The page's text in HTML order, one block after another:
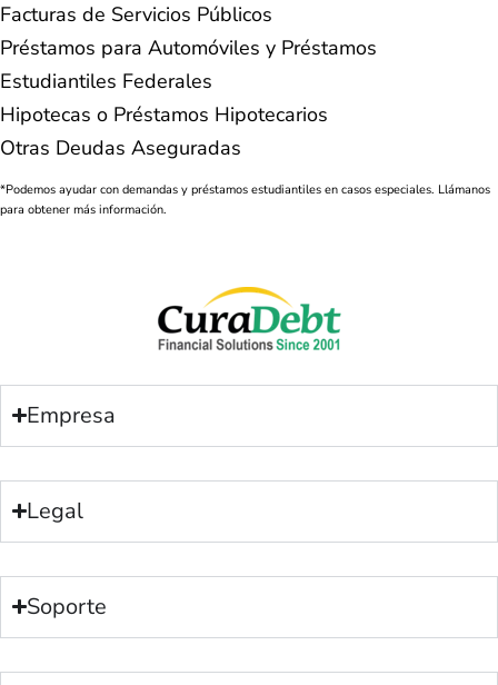
Facturas de Servicios Públicos
Préstamos para Automóviles y Préstamos
Estudiantiles Federales
Hipotecas o Préstamos Hipotecarios
Otras Deudas Aseguradas
*Podemos ayudar con demandas y préstamos estudiantiles en casos especiales. Llámanos
para obtener más información.
Empresa
Legal
Soporte